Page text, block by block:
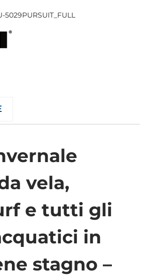
5029PURSUIT_FULL
vela,
e tutti gli
in
stagno –